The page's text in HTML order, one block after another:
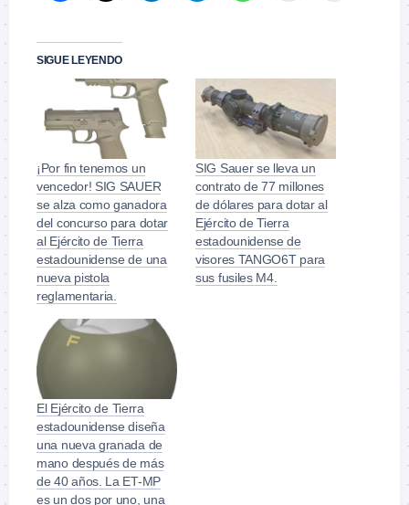
SIGUE LEYENDO
¡Por fin tenemos un
vencedor! SIG SAUER
se alza como ganadora
del concurso para dotar
al Ejército de Tierra
estadounidense de una
nueva pistola
reglamentaria.
SIG Sauer se lleva un
contrato de 77 millones
de dólares para dotar al
Ejército de Tierra
estadounidense de
visores TANGO6T para
sus fusiles M4.
El Ejército de Tierra
estadounidense diseña
una nueva granada de
mano después de más
de 40 años. La ET-MP
es un dos por uno, una